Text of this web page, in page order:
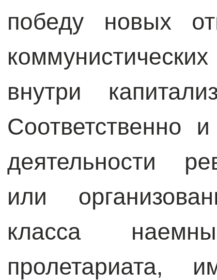
победу новых
внутри
Соответственно
деятельности
или
класса
пролетариата,